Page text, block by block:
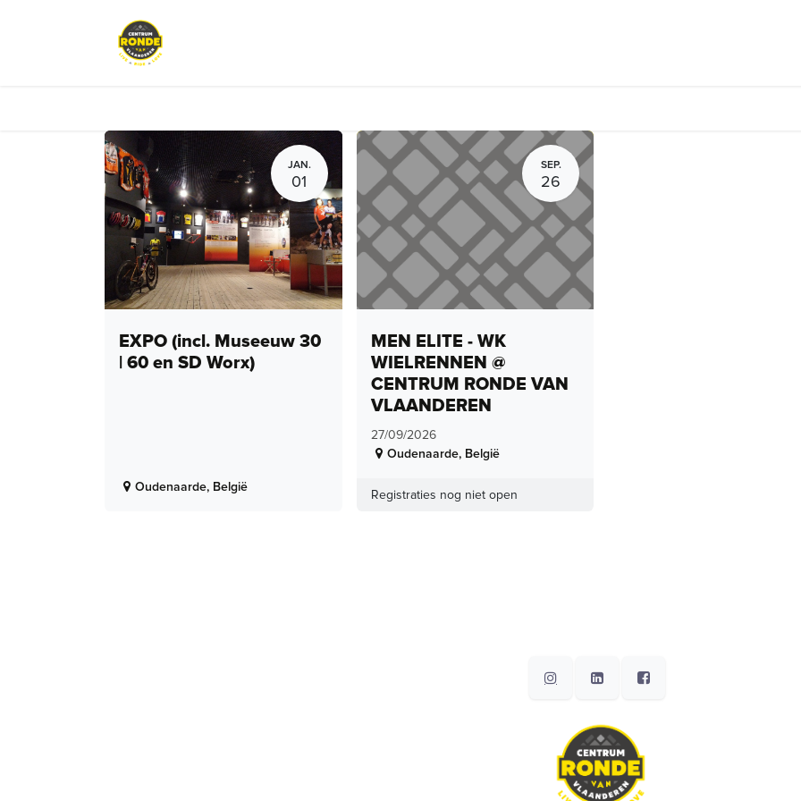
JAN.
01
EXPO (incl. Museeuw 30
| 60 en SD Worx)
Oudenaarde, België
SEP.
26
MEN ELITE - WK
WIELRENNEN @
CENTRUM RONDE VAN
VLAANDEREN
27/09/2026
Oudenaarde, België
Registraties nog niet open